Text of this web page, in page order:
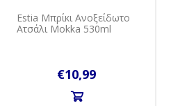
Estia Μπρίκι Ανοξείδωτο
Ατσάλι Mokka 530ml
€10,99